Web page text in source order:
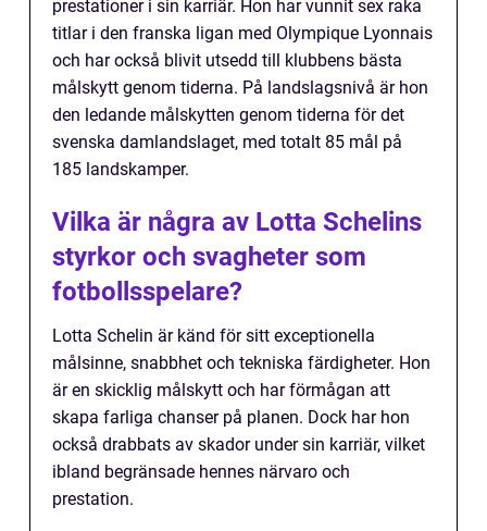
prestationer i sin karriär. Hon har vunnit sex raka
titlar i den franska ligan med Olympique Lyonnais
och har också blivit utsedd till klubbens bästa
målskytt genom tiderna. På landslagsnivå är hon
den ledande målskytten genom tiderna för det
svenska damlandslaget, med totalt 85 mål på
185 landskamper.
Vilka är några av Lotta Schelins
styrkor och svagheter som
fotbollsspelare?
Lotta Schelin är känd för sitt exceptionella
målsinne, snabbhet och tekniska färdigheter. Hon
är en skicklig målskytt och har förmågan att
skapa farliga chanser på planen. Dock har hon
också drabbats av skador under sin karriär, vilket
ibland begränsade hennes närvaro och
prestation.